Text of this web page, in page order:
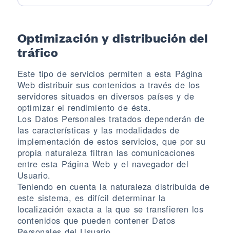
Optimización y distribución del
tráfico
Este tipo de servicios permiten a esta Página
Web distribuir sus contenidos a través de los
servidores situados en diversos países y de
optimizar el rendimiento de ésta.
Los Datos Personales tratados dependerán de
las características y las modalidades de
implementación de estos servicios, que por su
propia naturaleza filtran las comunicaciones
entre esta Página Web y el navegador del
Usuario.
Teniendo en cuenta la naturaleza distribuida de
este sistema, es difícil determinar la
localización exacta a la que se transfieren los
contenidos que pueden contener Datos